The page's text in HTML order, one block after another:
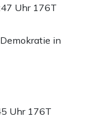
Uhr 176T
in
Uhr 176T